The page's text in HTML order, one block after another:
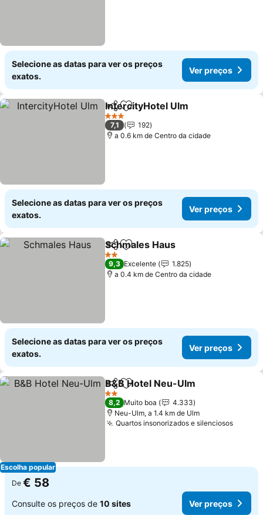
Selecione as datas para ver os preços
exatos.
Ver preços
PartilharAdicionar aos favoritos
IntercityHotel Ulm
3 Estrelas
7,1
192
a 0.6 km de Centro da cidade
Selecione as datas para ver os preços
exatos.
Ver preços
PartilharAdicionar aos favoritos
Schmales Haus
2 Estrelas
9,3 Excelente
1.825
a 0.4 km de Centro da cidade
Selecione as datas para ver os preços
exatos.
Ver preços
Escolha popular
PartilharAdicionar aos favoritos
B&B Hotel Neu-Ulm
2 Estrelas
8,2 Muito boa
4.333
Neu-Ulm, a 1.4 km de Ulm
Quartos insonorizados e silenciosos
De € 58
Consulte os preços de 10 sites Ver preços